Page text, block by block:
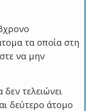
τα οποία στη
να μην
τελειώνει
δεύτερο άτομο